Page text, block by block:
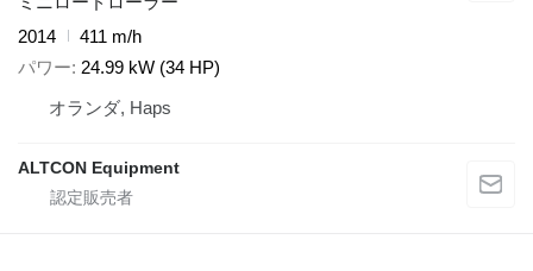
2014
411 m/h
パワー 24.99 kW (34 HP)
オランダ, Haps
ALTCON Equipment